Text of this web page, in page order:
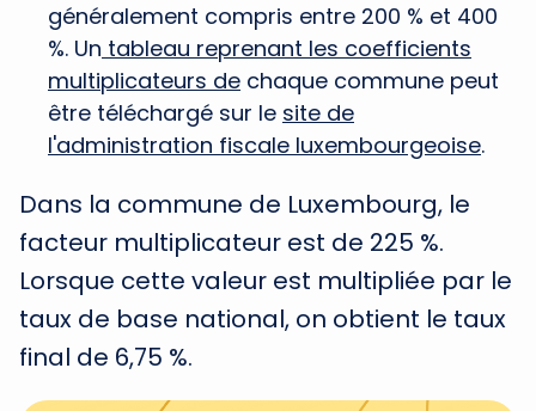
généralement compris entre 200 % et 400
%. Un tableau reprenant les coefficients
multiplicateurs de chaque commune peut
être téléchargé sur le site de
l'administration fiscale luxembourgeoise.
Dans la commune de Luxembourg, le
facteur multiplicateur est de 225 %.
Lorsque cette valeur est multipliée par le
taux de base national, on obtient le taux
final de 6,75 %.